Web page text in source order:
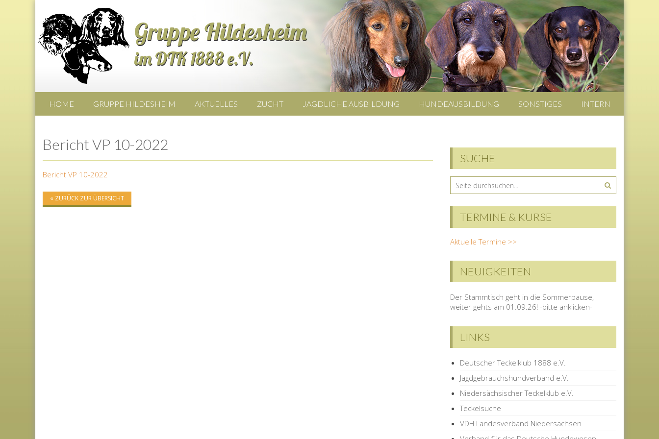
HOME GRUPPE HILDESHEIM AKTUELLES ZUCHT JAGDLICHE AUSBILDUNG HUNDEAUSBILDUNG SONSTIGES INTERN
Bericht VP 10-2022
Bericht VP 10-2022
« ZURÜCK ZUR ÜBERSICHT
SUCHE
TERMINE & KURSE
Aktuelle Termine >>
NEUIGKEITEN
Der Stammtisch geht in die Sommerpause,
weiter gehts am 01.09.26! -bitte anklicken-
LINKS
Deutscher Teckelklub 1888 e.V.
Jagdgebrauchshundverband e.V.
Niedersächsischer Teckelklub e.V.
Teckelsuche
VDH Landesverband Niedersachsen